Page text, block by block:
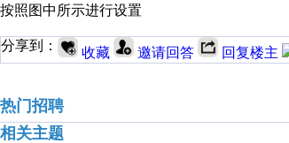
按照图中所示进行设置
分享到： 收藏 邀请回答 回复楼主
热门招聘
相关主题